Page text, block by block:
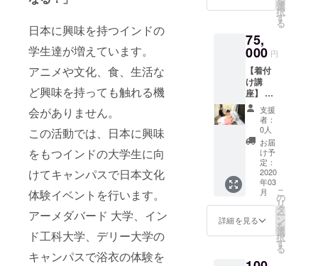
日本に興味を持つインドの
学生達が増えています。
アニメや文化、食、生活な
ど興味を持っても触れる機
会がありません。
この活動では、日本に興味
をもつインドの大学生に向
けてキャンパスで日本文化
体験イベントを行います。
アーメダバード 大学、イン
ド工科大学、デリー大学の
キャンパスで浴衣の体験を
無料で
談受け
付けて
おりま
す。
（こち
らの講
座をご
受講希
望の方
は「女
性カ
ジュア
ル着物
ビュー
講座」
をご受
講され
る方、
はすで
す。 現
散とな
ります
ので恐
れ入り
ますが
航空
券、宿
泊先は
ご自身
でご用
意くだ
さい。
選
択
す
る
75,
000 円
【着付
け講
座】 ①
女性カ
ジュア
ル着物
デ
ビュー
講座
75,000
円 全5
回 この
講座を
受講す
るとご
自分で
アルな
支援
者：
0人
お届
け予
定：
2020
年03
月
詳細を見る
こ
の
リ
タ
ー
ン
を
選
択
す
る